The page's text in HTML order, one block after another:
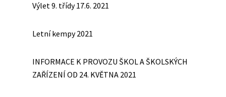
Výlet 9. třídy 17.6. 2021
Letní kempy 2021
INFORMACE K PROVOZU ŠKOL A ŠKOLSKÝCH
ZAŘÍZENÍ OD 24. KVĚTNA 2021